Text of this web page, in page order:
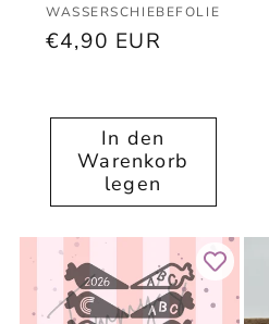
Anbieter:
WASSERSCHIEBEFOLIE
Normaler
€4,90 EUR
In den
Warenkorb
legen